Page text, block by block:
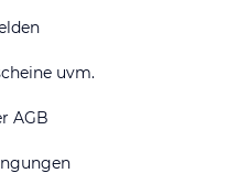
uvm.
AGB